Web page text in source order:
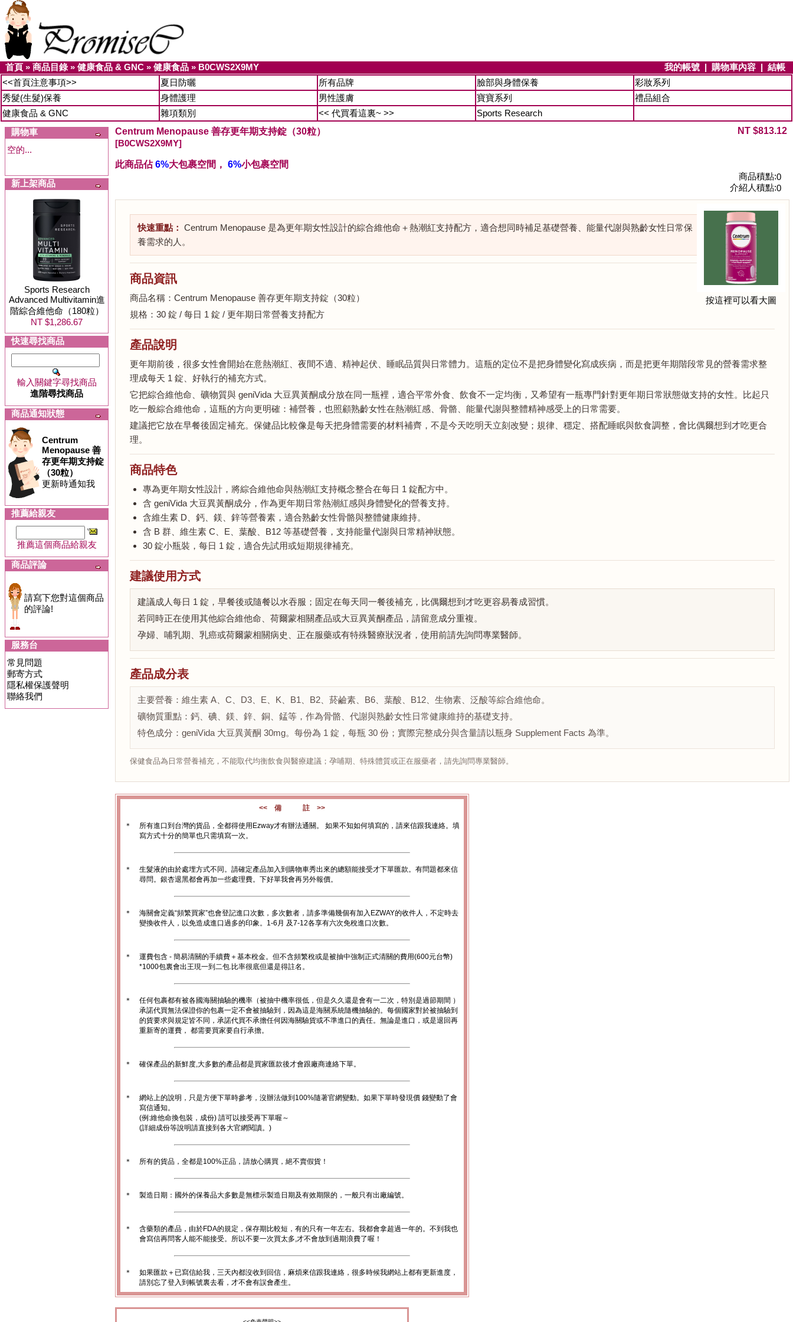
首頁 » 商品目錄» 健康食品 & GNC » 健康食品 » B0CWS2X9MY 我的帳號 | 購物車內容 | 結帳
<<首頁注意事項>>
夏日防曬 所有品牌 臉部與身體保養
彩妝系列
秀髮(生髮)保養
身體護理 男性護膚 寶寶系列
禮品組合
健康食品 & GNC
雜項類別 << 代買看這裏~ >>
Sports Research
購物車
空的...
新上架商品
Sports Research
Advanced Multivitamin進
階綜合維他命（180粒）
NT $1,286.67
快速尋找商品
輸入關鍵字尋找商品
進階尋找商品
商品通知狀態
Centrum
Menopause 善
存更年期支持錠
（30粒）
更新時通知我
推薦給親友
推薦這個商品給親友
商品評論
請寫下您對這個商品
的評論!
服務台
常見問題
郵寄方式
隱私權保護聲明
聯絡我們
Centrum Menopause 善存更年期支持錠（30粒）
[B0CWS2X9MY]
NT $813.12
此商品佔6%大包裹空間， 6%小包裹空間
商品積點:0
介紹人積點:0
按這裡可以看大圖
快速重點： Centrum Menopause 是為更年期女性設計的綜合維他命＋熱潮紅支持配方，適合想同時補足基礎營養、能量代謝與熟齡女性日常保
養需求的人。
商品資訊
商品名稱：Centrum Menopause 善存更年期支持錠（30粒）
規格：30 錠 / 每日 1 錠 / 更年期日常營養支持配方
產品說明
更年期前後，很多女性會開始在意熱潮紅、夜間不適、精神起伏、睡眠品質與日常體力。這瓶的定位不是把身體變化寫成疾病，而是把更年期階段常見的營養需求整
理成每天 1 錠、好執行的補充方式。
它把綜合維他命、礦物質與 geniVida 大豆異黃酮成分放在同一瓶裡，適合平常外食、飲食不一定均衡，又希望有一瓶專門針對更年期日常狀態做支持的女性。比起只
吃一般綜合維他命，這瓶的方向更明確：補營養，也照顧熟齡女性在熱潮紅感、骨骼、能量代謝與整體精神感受上的日常需要。
建議把它放在早餐後固定補充。保健品比較像是每天把身體需要的材料補齊，不是今天吃明天立刻改變；規律、穩定、搭配睡眠與飲食調整，會比偶爾想到才吃更合
理。
商品特色
專為更年期女性設計，將綜合維他命與熱潮紅支持概念整合在每日 1 錠配方中。
含 geniVida 大豆異黃酮成分，作為更年期日常熱潮紅感與身體變化的營養支持。
含維生素 D、鈣、鎂、鋅等營養素，適合熟齡女性骨骼與整體健康維持。
含 B 群、維生素 C、E、葉酸、B12 等基礎營養，支持能量代謝與日常精神狀態。
30 錠小瓶裝，每日 1 錠，適合先試用或短期規律補充。
建議使用方式
建議成人每日 1 錠，早餐後或隨餐以水吞服；固定在每天同一餐後補充，比偶爾想到才吃更容易養成習慣。
若同時正在使用其他綜合維他命、荷爾蒙相關產品或大豆異黃酮產品，請留意成分重複。
孕婦、哺乳期、乳癌或荷爾蒙相關病史、正在服藥或有特殊醫療狀況者，使用前請先詢問專業醫師。
產品成分表
主要營養：維生素 A、C、D3、E、K、B1、B2、菸鹼素、B6、葉酸、B12、生物素、泛酸等綜合維他命。
礦物質重點：鈣、碘、鎂、鋅、銅、錳等，作為骨骼、代謝與熟齡女性日常健康維持的基礎支持。
特色成分：geniVida 大豆異黃酮 30mg。每份為 1 錠，每瓶 30 份；實際完整成分與含量請以瓶身 Supplement Facts 為準。
保健食品為日常營養補充，不能取代均衡飲食與醫療建議；孕哺期、特殊體質或正在服藥者，請先詢問專業醫師。
<< 備 註 >>
＊
所有進口到台灣的貨品，全都得使用Ezway才有辦法通關。 如果不知如何填寫的，請來信跟我連絡。填
寫方式十分的簡單也只需填寫一次。
＊
生髮液的由於處埋方式不同。請確定產品加入到購物車秀出來的總額能接受才下單匯款。有問題都來信
尋問。銀杏退黑都會再加一些處理費。下好單我會再另外報價。
＊
海關會定義“頻繁買家”也會登記進口次數，多次數者，請多準備幾個有加入EZWAY的收件人，不定時去
變換收件人，以免造成進口過多的印象。1-6月 及7-12各享有六次免稅進口次數。
＊
運費包含 - 簡易清關的手續費＋基本稅金。但不含頻繁稅或是被抽中強制正式清關的費用(600元台幣)
*1000包裏會出王現一到二包.比率很底但還是得註名。
＊
任何包裹都有被各國海關抽驗的機率（被抽中機率很低，但是久久還是會有一二次，特別是過節期間 ）
承諾代買無法保證你的包裹一定不會被抽驗到，因為這是海關系統隨機抽驗的。每個國家對於被抽驗到
的貨要求與規定皆不同，承諾代買不承擔任何因海關驗貨或不準進口的責任。無論是進口，或是退回再
重新寄的運費， 都需要買家要自行承擔。
＊ 確保產品的新鮮度,大多數的產品都是買家匯款後才會跟廠商連絡下單。
＊
網站上的說明，只是方便下單時參考，沒辦法做到100%隨著官網變動。如果下單時發現價 錢變動了會
寫信通知。
(例:維他命換包裝，成份) 請可以接受再下單喔～
(詳細成份等說明請直接到各大官網閱讀。)
＊ 所有的貨品，全都是100%正品，請放心購買，絕不賣假貨！
＊ 製造日期：國外的保養品大多數是無標示製造日期及有效期限的，一般只有出廠編號。
＊
含藥類的產品，由於FDA的規定，保存期比較短，有的只有一年左右。我都會拿超過一年的。不到我也
會寫信再問客人能不能接受。所以不要一次買太多,才不會放到過期浪費了喔！
＊
如果匯款＋已寫信給我，三天內都沒收到回信，麻煩來信跟我連絡，很多時候我網站上都有更新進度，
請別忘了登入到帳號裏去看，才不會有誤會產生。